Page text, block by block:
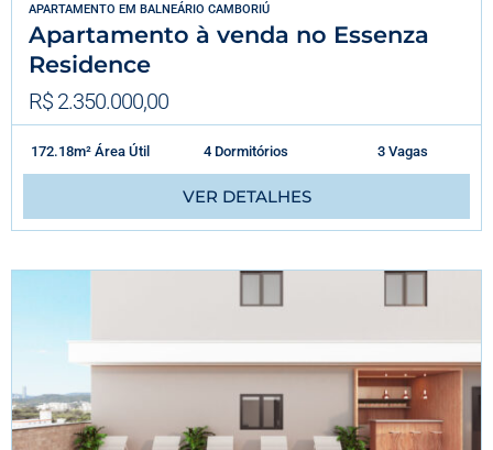
APARTAMENTO EM BALNEÁRIO CAMBORIÚ
Apartamento à venda no Essenza
Residence
R$ 2.350.000,00
172.18m² Área Útil 4 Dormitórios 3 Vagas
VER DETALHES